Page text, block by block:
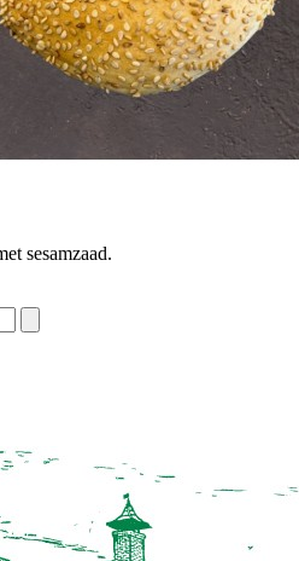
sesamzaad.